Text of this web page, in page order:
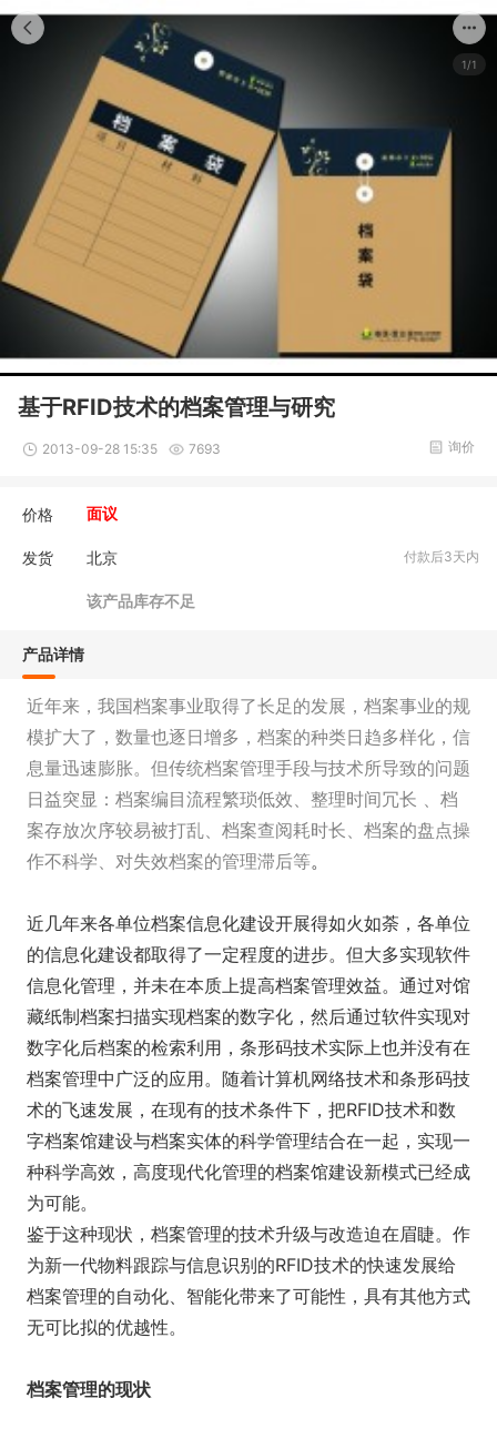
1/1
基于RFID技术的档案管理与研究
2013-09-28 15:35 7693 询价
价格 面议
发货 北京 付款后3天内
该产品库存不足
产品详情
近年来，我国档案事业取得了长足的发展，档案事业的规
模扩大了，数量也逐日增多，档案的种类日趋多样化，信
息量迅速膨胀。但传统档案管理手段与技术所导致的问题
日益突显：档案编目流程繁琐低效、整理时间冗长 、档
案存放次序较易被打乱、档案查阅耗时长、档案的盘点操
作不科学、对失效档案的管理滞后等。
近几年来各单位档案信息化建设开展得如火如荼，各单位
的信息化建设都取得了一定程度的进步。但大多实现软件
信息化管理，并未在本质上提高档案管理效益。通过对馆
藏纸制档案扫描实现档案的数字化，然后通过软件实现对
数字化后档案的检索利用，条形码技术实际上也并没有在
档案管理中广泛的应用。随着计算机网络技术和条形码技
术的飞速发展，在现有的技术条件下，把RFID技术和数
字档案馆建设与档案实体的科学管理结合在一起，实现一
种科学高效，高度现代化管理的档案馆建设新模式已经成
为可能。
鉴于这种现状，档案管理的技术升级与改造迫在眉睫。作
为新一代物料跟踪与信息识别的RFID技术的快速发展给
档案管理的自动化、智能化带来了可能性，具有其他方式
无可比拟的优越性。
档案管理的现状